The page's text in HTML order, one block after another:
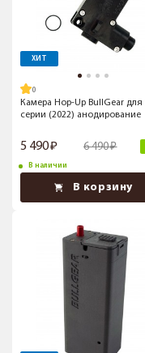
ХИТ
Камера Hop-Up BullGear для
серии (2022) анодирование
5 490 6 490
В наличии
В корзину